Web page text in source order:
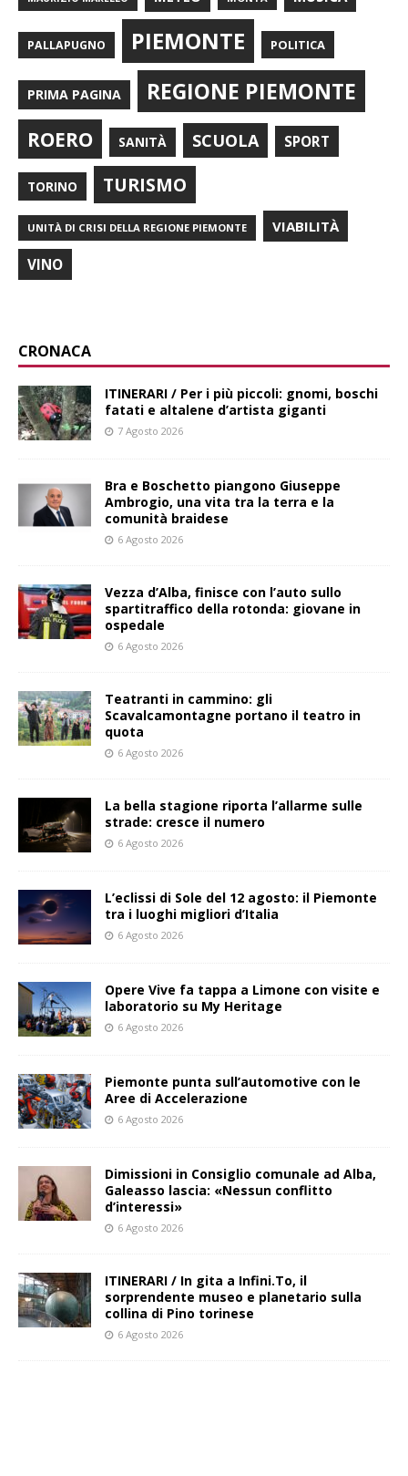
PALLAPUGNO PIEMONTE POLITICA
PRIMA PAGINA REGIONE PIEMONTE
ROERO SANITÀ SCUOLA SPORT
TORINO TURISMO
UNITÀ DI CRISI DELLA REGIONE PIEMONTE VIABILITÀ
VINO
CRONACA
ITINERARI / Per i più piccoli: gnomi, boschi
fatati e altalene d’artista giganti
7 Agosto 2026
Bra e Boschetto piangono Giuseppe
Ambrogio, una vita tra la terra e la
comunità braidese
6 Agosto 2026
Vezza d’Alba, finisce con l’auto sullo
spartitraffico della rotonda: giovane in
ospedale
6 Agosto 2026
Teatranti in cammino: gli
Scavalcamontagne portano il teatro in
quota
6 Agosto 2026
La bella stagione riporta l’allarme sulle
strade: cresce il numero
6 Agosto 2026
L’eclissi di Sole del 12 agosto: il Piemonte
tra i luoghi migliori d’Italia
6 Agosto 2026
Opere Vive fa tappa a Limone con visite e
laboratorio su My Heritage
6 Agosto 2026
Piemonte punta sull’automotive con le
Aree di Accelerazione
6 Agosto 2026
Dimissioni in Consiglio comunale ad Alba,
Galeasso lascia: «Nessun conflitto
d’interessi»
6 Agosto 2026
ITINERARI / In gita a Infini.To, il
sorprendente museo e planetario sulla
collina di Pino torinese
6 Agosto 2026